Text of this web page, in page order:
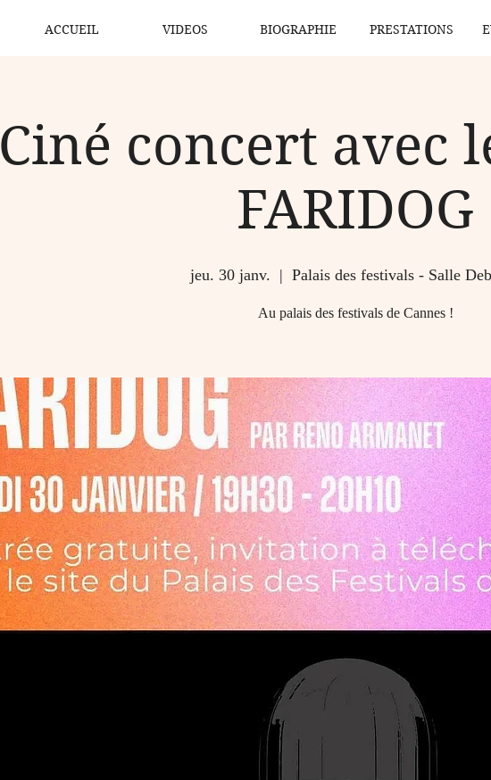
ACCUEIL VIDEOS BIOGRAPHIE PRESTATIONS
Ciné concert avec
FARIDOG
jeu. 30 janv.
  |
Palais des festivals - Salle
Au palais des festivals de Cannes !